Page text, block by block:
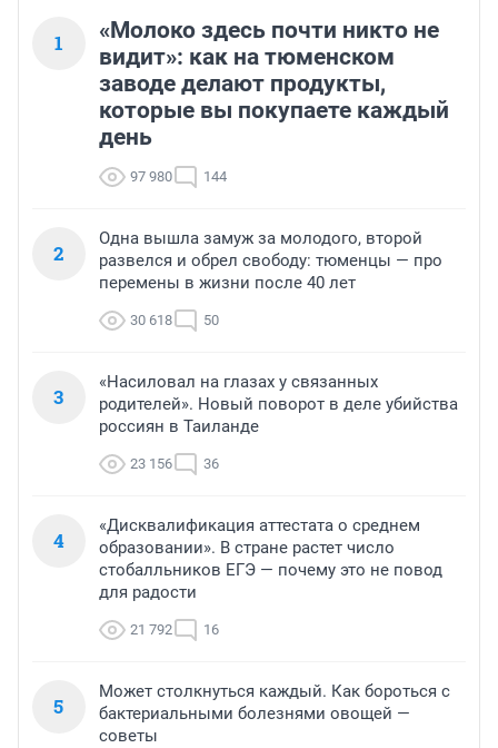
1
«Молоко здесь почти никто не
видит»: как на тюменском
заводе делают продукты,
которые вы покупаете каждый
день
97 980 144
2
Одна вышла замуж за молодого, второй
развелся и обрел свободу: тюменцы — про
перемены в жизни после 40 лет
30 618 50
3
«Насиловал на глазах у связанных
родителей». Новый поворот в деле убийства
россиян в Таиланде
23 156 36
4
«Дисквалификация аттестата о среднем
образовании». В стране растет число
стобалльников ЕГЭ — почему это не повод
для радости
21 792 16
5
Может столкнуться каждый. Как бороться с
бактериальными болезнями овощей —
советы